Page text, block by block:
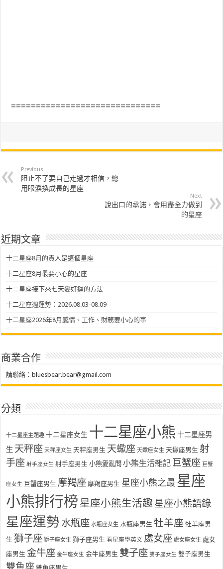
==============================
Previous
阻止不了要自己走過才相信，總
用眼淚換成長的星座
Next
說出口的承諾，會用盡全力做到
的星座
近期文章
十二星座8月的貴人是這個星座
十二星座8月最要小心的星座
十二星座接下來七天變好運的方法
十二星座週運勢：2026.08.03-08.09
十二星座2026年8月感情、工作、財務要小心的事
商業合作
請聯絡： bluesbear.bear@gmail.com
分類
十二星座主題趣 十二星座女生 十二星座小熊 十二星座男
生 天秤座 天秤座女生 天秤座男生 天蠍座 天蠍座女生 天蠍座男生 射
手座 射手座女生 射手座男生 小熊愛亂問 小熊生活雜記 巨蟹座 巨蟹
座女生 巨蟹座男生 摩羯座 摩羯座男生 星座小熊之最 星座
小熊排行榜 星座小熊生活趣 星座小熊語錄
星座運勢 水瓶座 水瓶座女生 水瓶座男生 牡羊座 牡羊座男
生 獅子座 獅子座女生 獅子座男生 看星座學英文 處女座 處女座女生 處女
座男生 金牛座 金牛座女生 金牛座男生 雙子座 雙子座女生 雙子座男生